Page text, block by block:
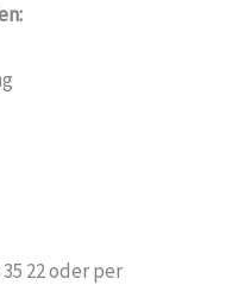
22 oder per